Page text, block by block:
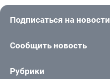
Подписаться на новости
Сообщить новость
Рубрики